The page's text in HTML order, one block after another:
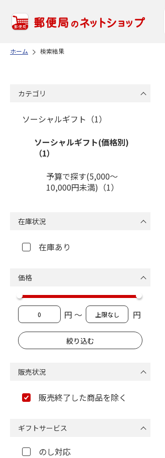
ホーム 検索結果
カテゴリ
ソーシャルギフト（1）
ソーシャルギフト(価格別)
（1）
予算で探す(5,000～
10,000円未満)（1）
在庫状況
在庫あり
価格
円 ～ 円
販売状況
販売終了した商品を除く
ギフトサービス
のし対応